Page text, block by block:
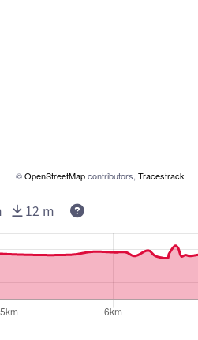
©OpenStreetMapcontributors, Tracestrack
12 m Deze waarden